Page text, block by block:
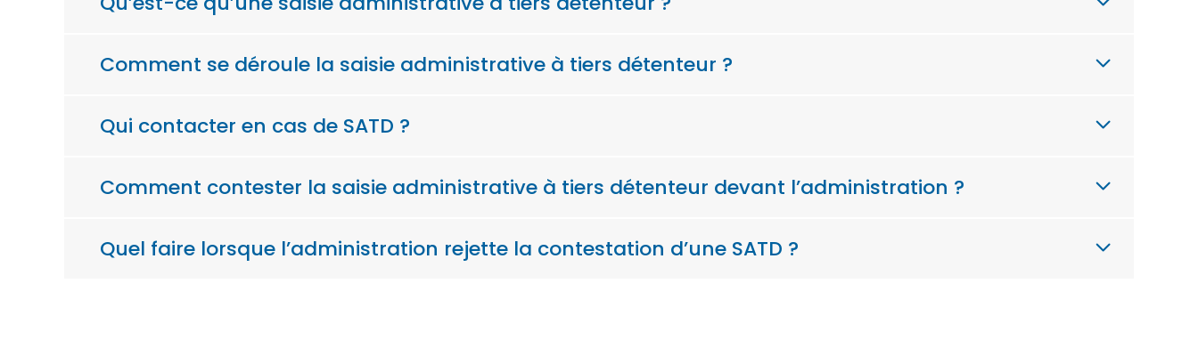
Comment se déroule la saisie administrative à tiers détenteur ?
Qui contacter en cas de SATD ?
Comment contester la saisie administrative à tiers détenteur devant l’administration ?
Quel faire lorsque l’administration rejette la contestation d’une SATD ?